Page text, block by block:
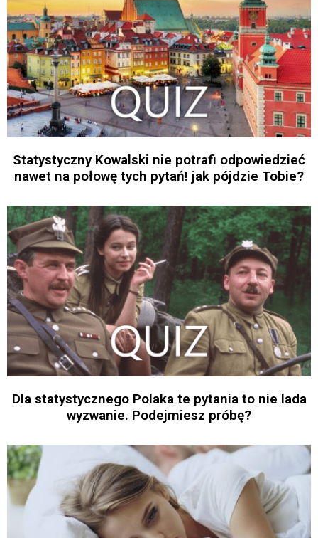
Statystyczny Kowalski nie potrafi odpowiedzieć
nawet na połowę tych pytań! jak pójdzie Tobie?
Dla statystycznego Polaka te pytania to nie lada
wyzwanie. Podejmiesz próbę?